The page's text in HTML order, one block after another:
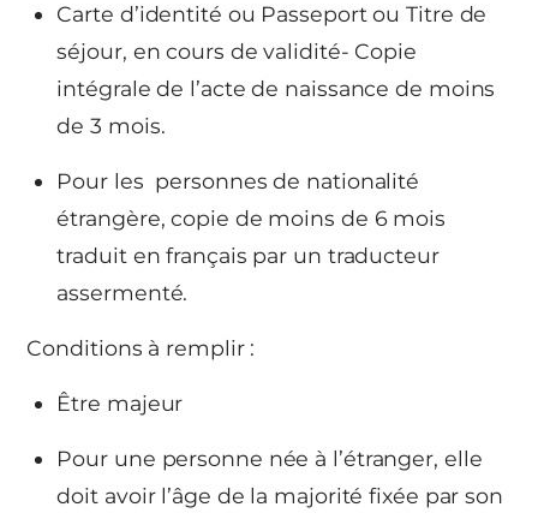
Carte d’identité ou Passeport ou Titre de
séjour, en cours de validité- Copie
intégrale de l’acte de naissance de moins
de 3 mois.
Pour les personnes de nationalité
étrangère, copie de moins de 6 mois
traduit en français par un traducteur
assermenté.
Conditions à remplir :
Être majeur
Pour une personne née à l’étranger, elle
doit avoir l’âge de la majorité fixée par son